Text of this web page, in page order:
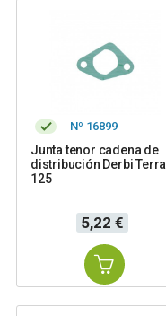
Nº 16899
Junta tenor cadena de
distribución Derbi Terra
125
Precio
5,22 €